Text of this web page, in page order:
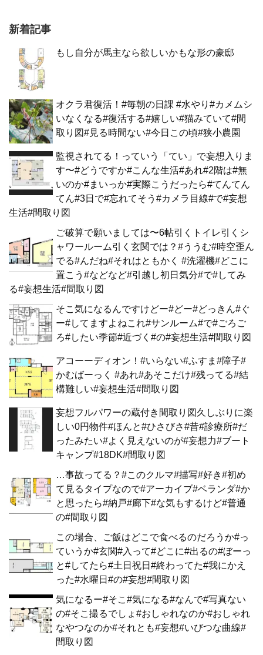
新着記事
もし自分が馬主なら欲しいかもな形の豪邸
オクラ君復活！#毎朝の日課 #水やり#カメムシ
いなくなる#復活する#嬉しい#猫みていて#間
取り図#見る時間ない#今日この頃#狭小農園
監視されてる！っていう「てい」で妄想入りま
す〜#どうですか#こんな生活#あれ#2階は#無
いのか#まいっか#実際こうだったら#てんてん
てん#3日で#忘れてそう#カメラ目線#で#妄想
生活#間取り図
ご破算で願いましては〜6帖引くトイレ引くシ
ャワールーム引く玄関では？#ううむ#時空歪ん
でる#んだね#それはともかく #洗濯機#どこに
置こう#などなど#引越し初日気分#で#してみ
る#妄想生活#間取り図
そこ気になるんですけどー#どー#どっきん#ぐ
ー#してますよねこれ#サンルーム#で#ごろご
ろ#したい季節#近づく#の#妄想生活#間取り図
アコーーディオン！#いらない#ふすま#障子#
かむばーっく #あれ#あそこだけ#残ってる#結
構難しい#妄想生活#間取り図
妄想フルパワーの蔵付き間取り図久しぶりに楽
しい0円物件#ほんと#ひさびさ#昔#診療所#だ
ったみたい#よく見えないのが#妄想力#ブート
キャンプ#18DK#間取り図
…事故ってる？#このクルマ#描写#好き#初め
て見るタイプなので#アーカイブ#ベランダ#か
と思ったら#納戸#廊下#な気もするけど#普通
の#間取り図
この場合、ご飯はどこで食べるのだろうか#っ
ていうか#玄関#入って#どこに#出るの#ぼーっ
と#してたら#土日祝日#終わってた#我にかえ
った#水曜日#の#妄想#間取り図
気になるー#そこ#気になる#なんで#写真ない
の#そこ撮るでしょ#おしゃれなのか#おしゃれ
なやつなのか#それとも#妄想#いびつな曲線#
間取り図